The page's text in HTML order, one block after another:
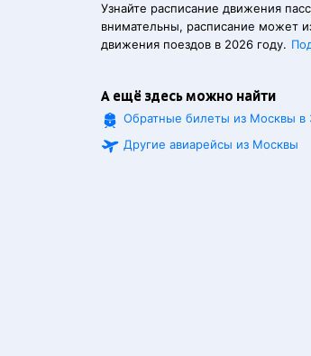
Узнайте расписание движения
внимательны, расписание может
движения поездов в 2026 году.
А ещё здесь можно найти
Обратные билеты из Москвы в
Другие авиарейсы из Москвы